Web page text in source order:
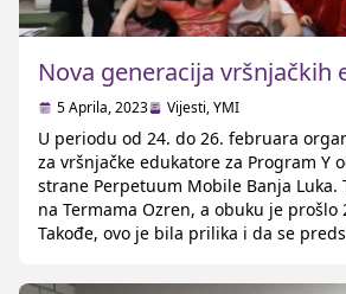
Nova generacija vršnjačkih
5 Aprila, 2023 Vijesti,YMI
U periodu od 24. do 26. februara
za vršnjačke edukatore za Program Y
strane Perpetuum Mobile Banja Luka.
na Termama Ozren, a obuku je
Takođe, ovo je bila prilika i da se
prednostima […]